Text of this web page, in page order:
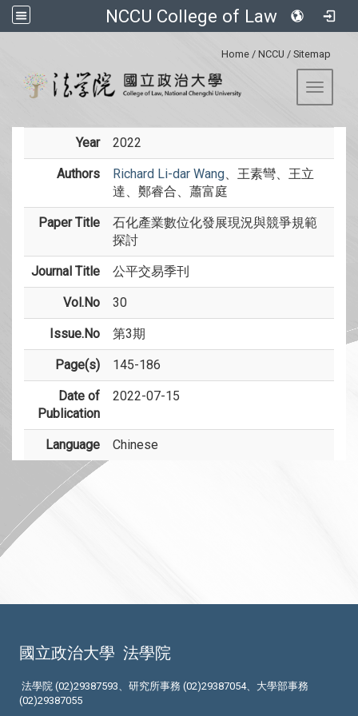
NCCU College of Law
Home / NCCU / Sitemap
Toggle
Year 2022
Authors Richard Li-dar Wang、王素彎、王立
達、鄭睿合、蕭富庭
Paper Title
石化產業數位化發展現況與競爭規範
探討
Journal Title 公平交易季刊
Vol.No 30
Issue.No 第3期
Page(s) 145-186
Date of
Publication
2022-07-15
Language Chinese
國立政治大學 法學院
法學院 (02)29387593、研究所事務 (02)29387054、大學部事務
(02)29387055